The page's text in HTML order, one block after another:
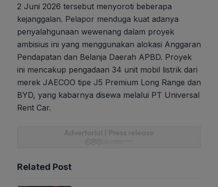
2 Juni 2026 tersebut menyoroti beberapa
kejanggalan. Pelapor menduga kuat adanya
penyalahgunaan wewenang dalam proyek
ambisius ini yang menggunakan alokasi Anggaran
Pendapatan dan Belanja Daerah APBD. Proyek
ini mencakup pengadaan 34 unit mobil listrik dari
merek JAECOO tipe J5 Premium Long Range dan
BYD, yang kabarnya disewa melalui PT Universal
Rent Car.
Related Post